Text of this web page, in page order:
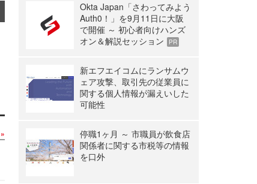
Okta Japan「さわってみよう
Auth0！」を9月11日に大阪
で開催 ～ 初心者向けハンズ
オン＆解説セッション
PR
新エフエイコムにランサムウ
ェア攻撃、取引先の従業員に
関する個人情報が漏えいした
可能性
停職1ヶ月 ～ 市職員が飲食店
関係者に関する市税等の情報
を口外